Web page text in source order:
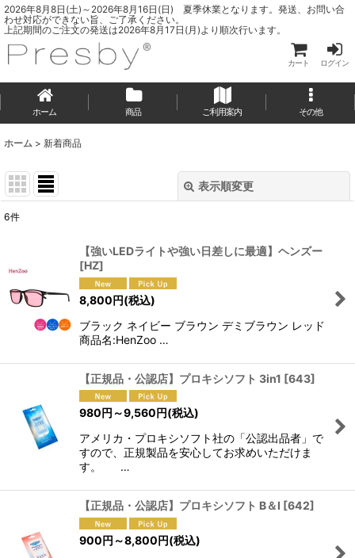
2026年8月8日(土)～2026年8月16日(日) 夏季休業となります。発送、お問い合
わせ対応ができない旨、ご了承ください。
上記期間のご注文の発送は2026年8月17日(月)より順次行います。
カート ログイン
ホーム 商品 ご利用案内 その他
ホーム > 新着商品
表示順変更
並び順
絞り込む
6件
【強いLEDライトや強い日差しに最適】ヘンズー
[HZ]
8,800円(税込)
ブラック ネイビー ブラウン デミブラウン レッド
商品名:HenZoo …
【正規品・公認店】プロキシソフト 3in1 [643]
980円 ～9,560円(税込)
アメリカ・プロキシソフト社の「公認出品者」で
すので、正規製品を安心してお求めいただけま
す。 …
【正規品・公認店】プロキシソフト B＆I [642]
900円 ～8,800円(税込)